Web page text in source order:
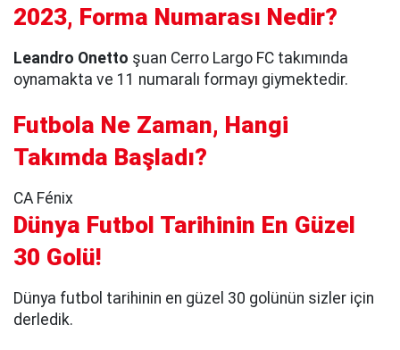
2023, Forma Numarası Nedir?
Leandro Onetto şuan Cerro Largo FC takımında
oynamakta ve 11 numaralı formayı giymektedir.
Futbola Ne Zaman, Hangi
Takımda Başladı?
CA Fénix
Dünya Futbol Tarihinin En Güzel
30 Golü!
Dünya futbol tarihinin en güzel 30 golünün sizler için
derledik.